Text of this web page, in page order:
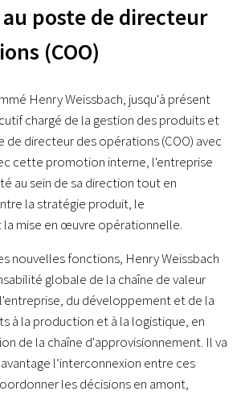
au poste de directeur
(COO)
Henry Weissbach, jusqu'à présent
chargé de la gestion des produits et
de directeur des opérations (COO) avec
cette promotion interne, l'entreprise
au sein de sa direction tout en
la stratégie produit, le
mise en œuvre opérationnelle.
nouvelles fonctions, Henry Weissbach
globale de la chaîne de valeur
du développement et de la
à la production et à la logistique, en
de la chaîne d'approvisionnement. Il va
l’interconnexion entre ces
les décisions en amont,